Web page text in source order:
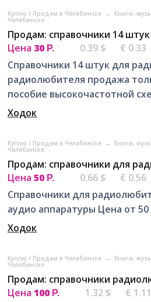
Куплю / Продам в Челябинске → Книги,
Челябинске
Продам: справочники 14
Цена 30 Р. 0.39 $
€ 0.33
Справочники 14 штук для
радиолюбителя продажа
пособие высокочастотной
Ходок
Куплю / Продам в Челябинске → Книги,
Челябинске
Продам: справочники для
Цена 50 Р. 0.66 $
€ 0.56
Справочники для
аудио аппаратуры Цена от
Ходок
Куплю / Продам в Челябинске → Книги,
Челябинске
Продам: справочники
Цена 100 Р. 1.32 $
€ 1.11